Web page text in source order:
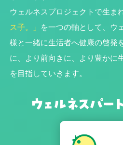
ウェルネスプロジェクトで生ま
ス子。」
を一つの軸として、ウ
様と一緒に生活者へ健康の啓発
に、より前向きに、より豊かに
を目指していきます。